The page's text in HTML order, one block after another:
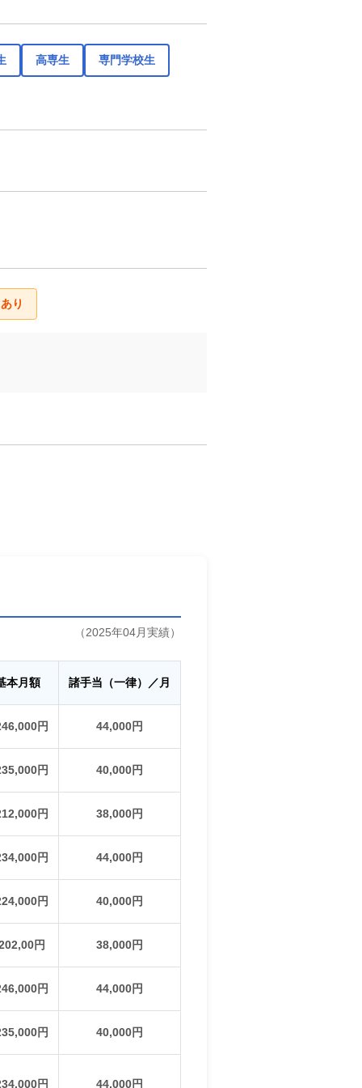
高専生 専門学校生
り
（2025年04月実績）
本月額 諸手当（一律）／月
円 44,000円
円 40,000円
円 38,000円
円 44,000円
円 40,000円
円 38,000円
円 44,000円
円 40,000円
円 44,000円